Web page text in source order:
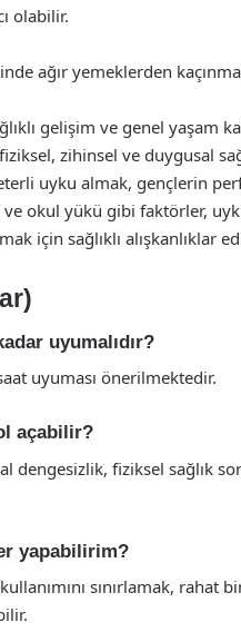
olabilir.
ağır yemeklerden
gelişim ve genel yaşam
zihinsel ve duygusal
uyku almak, gençlerin
ve okul yükü gibi faktörler,
için sağlıklı alışkanlıklar
uyumalıdır?
uyuması önerilmektedir.
açabilir?
dengesizlik, fiziksel sağlık
yapabilirim?
sınırlamak, rahat